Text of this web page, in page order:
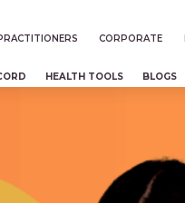
CORPORATE
HEALTH TOOLS BLOGS